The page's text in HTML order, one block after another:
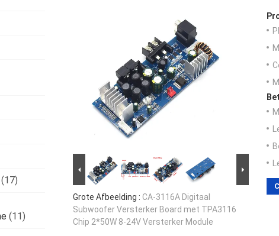
(17)
(11)
Grote Afbeelding : CA-3116A Digitaal
Subwoofer Versterker Board met TPA3116
Chip 2*50W 8-24V Versterker Module